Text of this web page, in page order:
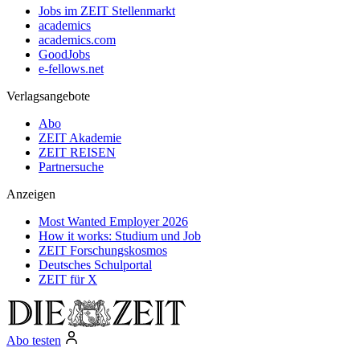
Jobs im ZEIT Stellenmarkt
academics
academics.com
GoodJobs
e-fellows.net
Verlagsangebote
Abo
ZEIT Akademie
ZEIT REISEN
Partnersuche
Anzeigen
Most Wanted Employer 2026
How it works: Studium und Job
ZEIT Forschungskosmos
Deutsches Schulportal
ZEIT für X
Abo testen